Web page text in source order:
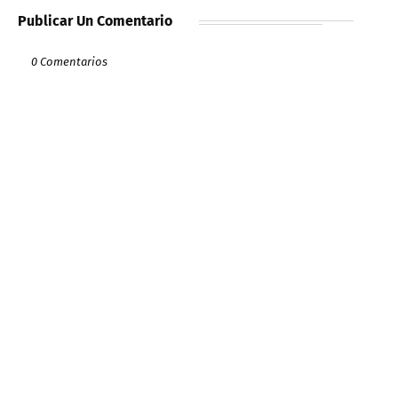
Publicar Un Comentario
0 Comentarios